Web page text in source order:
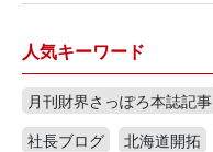
人気キーワード
月刊財界さっぽろ本誌記事
社長ブログ
北海道開拓